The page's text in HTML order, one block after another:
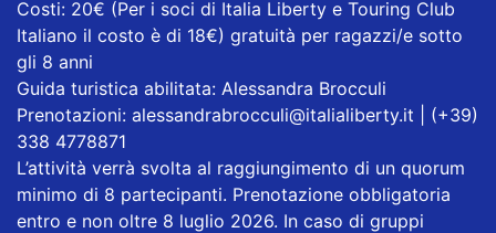
Costi: 20€ (Per i soci di Italia Liberty e Touring Club
Italiano il costo è di 18€) gratuità per ragazzi/e sotto
gli 8 anni
Guida turistica abilitata: Alessandra Brocculi
Prenotazioni: alessandrabrocculi@italialiberty.it | (+39)
338 4778871
L’attività verrà svolta al raggiungimento di un quorum
minimo di 8 partecipanti. Prenotazione obbligatoria
entro e non oltre 8 luglio 2026. In caso di gruppi